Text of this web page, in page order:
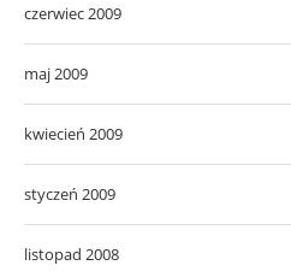
czerwiec 2009
maj 2009
kwiecień 2009
styczeń 2009
listopad 2008